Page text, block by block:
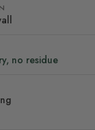
no residue